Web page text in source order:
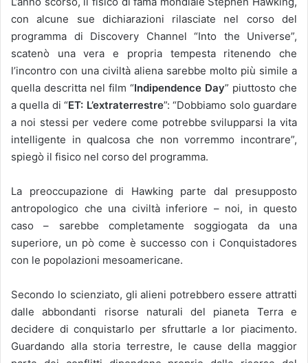
con alcune sue dichiarazioni rilasciate nel corso del
programma di Discovery Channel “Into the Universe”,
scatenò una vera e propria tempesta ritenendo che
l’incontro con una civiltà aliena sarebbe molto più simile a
quella descritta nel film “Indipendence Day” piuttosto che
a quella di “ET: L’extraterrestre”: “Dobbiamo solo guardare
a noi stessi per vedere come potrebbe svilupparsi la vita
intelligente in qualcosa che non vorremmo incontrare”,
spiegò il fisico nel corso del programma.
La preoccupazione di Hawking parte dal presupposto
antropologico che una civiltà inferiore – noi, in questo
caso – sarebbe completamente soggiogata da una
superiore, un pò come è successo con i Conquistadores
con le popolazioni mesoamericane.
Secondo lo scienziato, gli alieni potrebbero essere attratti
dalle abbondanti risorse naturali del pianeta Terra e
decidere di conquistarlo per sfruttarle a lor piacimento.
Guardando alla storia terrestre, le cause della maggior